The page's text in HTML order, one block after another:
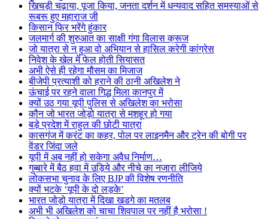
खिचड़ी चढ़ाया, पूजा किया, जनता दर्शन में धन्यवाद सहित समस्याओं से
रूबरू हुए महाराज जी
किसान फिर भरेंगे हुंकार
जलमार्ग की शुरुआत का साक्षी गंगा विलास क्रूज
जो यात्रा से न हुआ वो अभियान से हासिल करेगी कांग्रेस
निवेश के खेल में फेल होती सियासत
अभी ऐसे ही रहेगा मौसम का मिजाज
बीजेपी प्रत्याशी को हराने की ठानी अखिलेश ने
ऊंचाई पर रहने वाला गिद्ध मिला कानपुर में
क्यों उठ गया यूपी पुलिस से अखिलेश का भरोसा
कौन जो भारत जोड़ो यात्रा से मशहूर हो गया
बड़े प्रदेश में राहुल की छोटी यात्रा
कासगंज में करंट का कहर, पोल पर लाइनमैन और ट्रेन की बोगी पर
वेंडर जिंदा जले
यूपी में अब नहीं हो सकेगा अवैध निर्माण…
गुब्बारे में बैठ हवा में उड़िये और नीचे का नजारा लीजिये
लोकसभा चुनाव के लिए BJP की विशेष रणनीति
क्यों भटके ‘यूपी के दो लड़के’
भारत जोड़ो यात्रा में दिखा खडगे का मतलब
अभी भी अखिलेश को चाचा शिवपाल पर नहीं है भरोसा !